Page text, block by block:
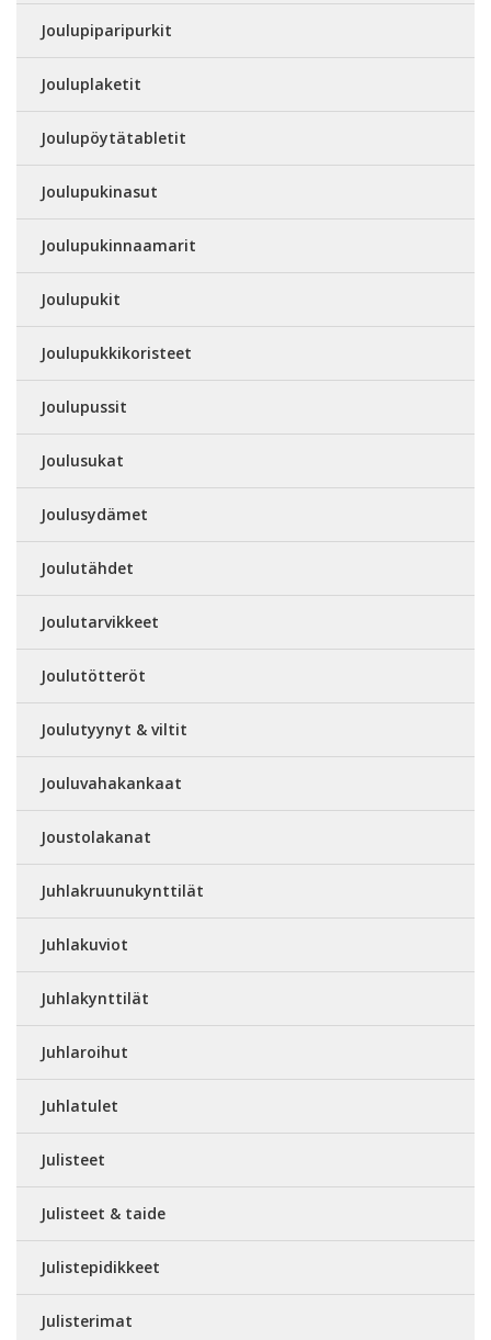
Joulupiparipurkit
Jouluplaketit
Joulupöytätabletit
Joulupukinasut
Joulupukinnaamarit
Joulupukit
Joulupukkikoristeet
Joulupussit
Joulusukat
Joulusydämet
Joulutähdet
Joulutarvikkeet
Joulutötteröt
Joulutyynyt & viltit
Jouluvahakankaat
Joustolakanat
Juhlakruunukynttilät
Juhlakuviot
Juhlakynttilät
Juhlaroihut
Juhlatulet
Julisteet
Julisteet & taide
Julistepidikkeet
Julisterimat